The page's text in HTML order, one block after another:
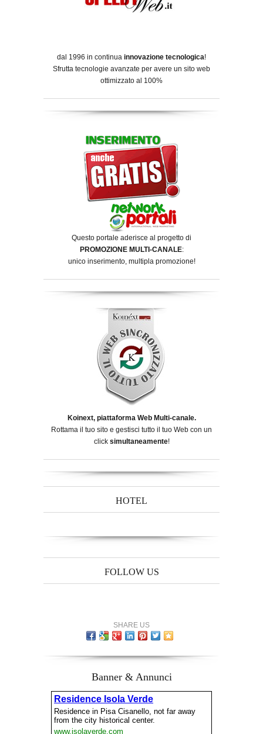
dal 1996 in continua innovazione tecnologica!
Sfrutta tecnologie avanzate per avere un sito web
ottimizzato al 100%
Questo portale aderisce al progetto di
PROMOZIONE MULTI-CANALE:
unico inserimento, multipla promozione!
Koinext, piattaforma Web Multi-canale.
Rottama il tuo sito e gestisci tutto il tuo Web con un
click simultaneamente!
HOTEL
FOLLOW US
SHARE US
Banner & Annunci